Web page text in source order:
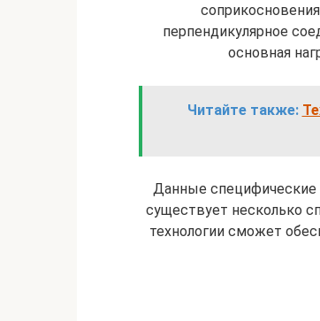
перпендикулярное
основная
Читайте также:
Данные специфические
существует несколько
технологии сможет